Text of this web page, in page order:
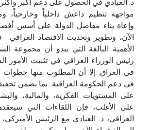
د. العبادي في الحصول على دعم أكبر
مواجهة تنظيم داعش داخلياً وخارجياً،
وإعاة بناء مفاصل الدولة على أسس
الآن، وتطوير وتحديث الاقتصاد
الأهمية البالغة التي يبدو أن مجموعة
رئيس الوزراء العراقي في تثبيت الأمور
في العراق. إلا أن المطلوب منها خطوات
في دعم الحكومة العراقية بما يضمن
على المستويات الفكرية، والمالية،
على الأغلب، فإن اللقاءات التي
العراقي، د. العبادي مع الرئيس الأميركي،